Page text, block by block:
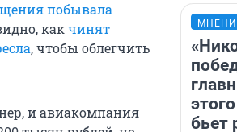
побывала
какчинят
, чтобы облегчить
и авиакомпания
бьет